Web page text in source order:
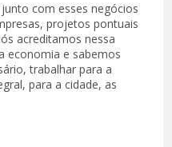
com esses negócios
projetos pontuais
acreditamos nessa
economia e sabemos
trabalhar para a
para a cidade, as